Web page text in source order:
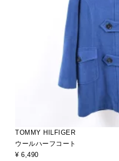
TOMMY HILFIGER
ウールハーフコート
¥ 6,490